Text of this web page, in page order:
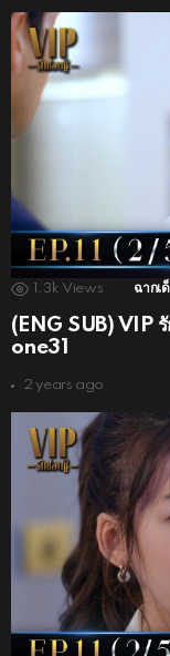
1.3k Views ฉากเ
(ENG SUB) VIP
one31
2 years ago